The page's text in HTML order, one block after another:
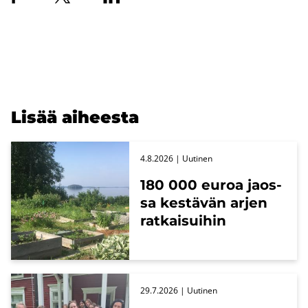
Lisää ai­hees­ta
180 000 euroa jaos­
sa kes­tä­vän arjen
rat­kai­sui­hin
4.8.2026 | Uu­ti­nen
29.7.2026 | Uu­ti­nen